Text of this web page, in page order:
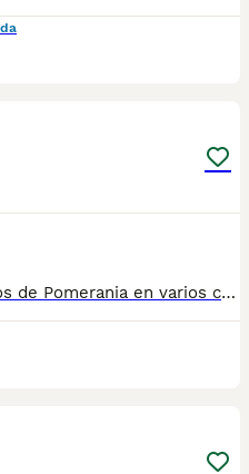
Tenemos adorables cachorritos de Pomerania en varios colores 🤍🖤🤎, blanco y negro , marrón chocolate, negro y crema tanto machos como hembras, listos para llenar tu hogar de amor y alegría. Nuestros pequeños han sido criados con mucho amor, cariño y dedicación, en un ambiente familiar donde reciben atención diaria, mimos y cuidados de calidad 🐾💖. Son juguetones, dulces y con ese carácter tan especial que hace del Pomerania una raza única. Perfectos como compañeros fieles y llenos de ternura 🐶✨ 💌 Si buscas un nuevo miembro para tu familia, uno de nuestros bebés puede ser el indicado. 📩 Para más información hablame por WhatsApp 687 482 079 y te mandamos fotos y todo lo que necesites,no dudes en escribirnos.